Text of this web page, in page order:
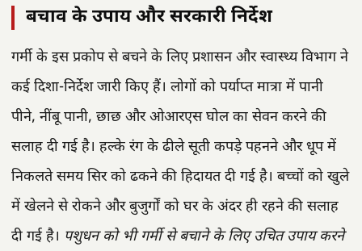
बचाव के उपाय और सरकारी निर्देश
गर्मी के इस प्रकोप से बचने के लिए प्रशासन और स्वास्थ्य विभाग ने
कई दिशा-निर्देश जारी किए हैं। लोगों को पर्याप्त मात्रा में पानी
पीने, नींबू पानी, छाछ और ओआरएस घोल का सेवन करने की
सलाह दी गई है। हल्के रंग के ढीले सूती कपड़े पहनने और धूप में
निकलते समय सिर को ढकने की हिदायत दी गई है। बच्चों को खुले
में खेलने से रोकने और बुजुर्गों को घर के अंदर ही रहने की सलाह
दी गई है। पशुधन को भी गर्मी से बचाने के लिए उचित उपाय करने